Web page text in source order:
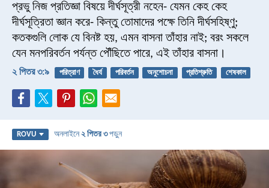
প্রভু নিজ প্রতিজ্ঞা বিষয়ে দীর্ঘসূত্রী নহেন- যেমন কেহ কেহ
দীর্ঘসূত্রিতা জ্ঞান করে- কিন্তু তোমাদের পক্ষে তিনি দীর্ঘসহিষ্ণু;
কতকগুলি লোক যে বিনষ্ট হয়, এমন বাসনা তাঁহার নাই; বরং সকলে
যেন মনপরিবর্তন পর্যন্ত পৌঁছিতে পারে, এই তাঁহার বাসনা।
২ পিতর ৩:৯ পরিত্রাণ ধৈর্য পরিবর্তন অনুশোচনা প্রতিশ্রুতি শেষকাল
ROVU অনলাইনে২ পিতর ৩পড়ুন